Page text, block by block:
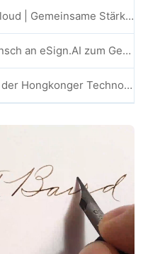
eSign.AI × Alibaba Cloud | Gemeinsame Stärkung des globalen digitalen Vertrauens im Fintech-Bereich
Herzlichen Glückwunsch an eSign.AI zum Gewinn des CAHK STAR Award 2025!
Nationaltags-Dinner der Hongkonger Technologie- und Innovationsgemeinschaft